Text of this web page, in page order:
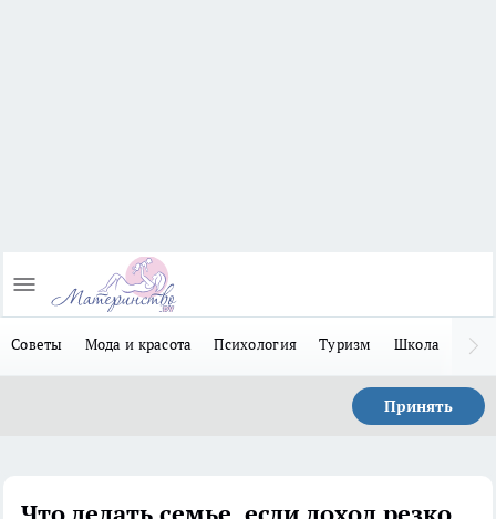
Советы Мода и красота Психология Туризм Школа
Принять